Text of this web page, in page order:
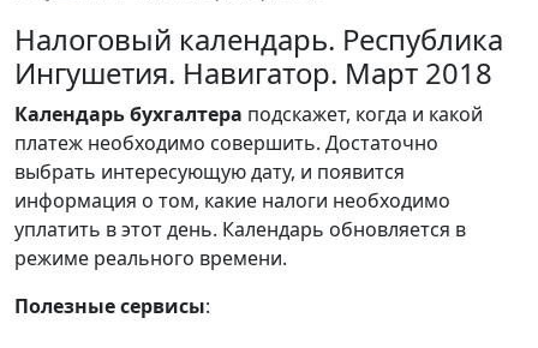
Налоговый календарь. Республика
Ингушетия. Навигатор. Март 2018
Календарьбухгалтера подскажет, когда и какой
платеж необходимо совершить. Достаточно
выбрать интересующую дату, и появится
информация о том, какие налоги необходимо
уплатить в этот день. Календарь обновляется в
режиме реального времени.
Полезные сервисы: